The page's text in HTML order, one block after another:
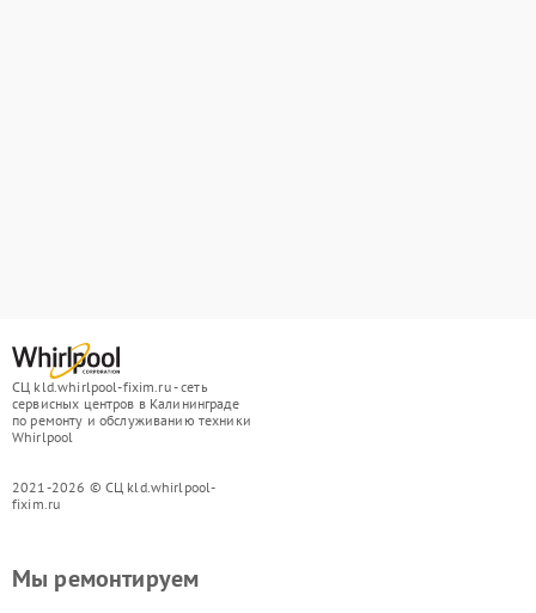
СЦ kld.whirlpool-fixim.ru - сеть
сервисных центров в Калининграде
по ремонту и обслуживанию техники
Whirlpool
2021-2026 © СЦ kld.whirlpool-
fixim.ru
Мы ремонтируем